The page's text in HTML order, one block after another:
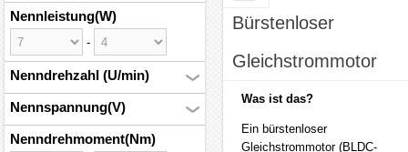
Nennleistung(W)
-
Nenndrehzahl (U/min)
Nennspannung(V)
Nenndrehmoment(Nm)
Bürstenloser
Gleichstrommotor
Was ist das?
Ein bürstenloser
Gleichstrommotor (BLDC-